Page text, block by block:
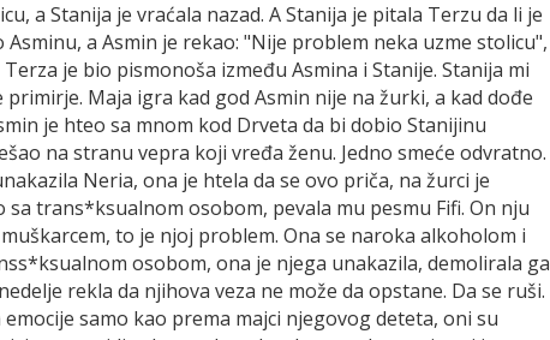
a Stanija je vraćala nazad. A Stanija je pitala Terzu da li je
a Asmin je rekao: "Nije problem neka uzme stolicu",
je bio pismonoša između Asmina i Stanije. Stanija mi
Maja igra kad god Asmin nije na žurki, a kad dođe
je hteo sa mnom kod Drveta da bi dobio Stanijinu
na stranu vepra koji vređa ženu. Jedno smeće odvratno.
Neria, ona je htela da se ovo priča, na žurci je
sa trans*ksualnom osobom, pevala mu pesmu Fifi. On nju
to je njoj problem. Ona se naroka alkoholom i
osobom, ona je njega unakazila, demolirala ga
rekla da njihova veza ne može da opstane. Da se ruši.
samo kao prema majci njegovog deteta, oni su